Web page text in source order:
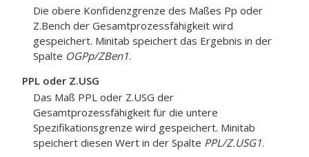
Die obere Konfidenzgrenze des Maßes Pp oder
Z.Bench der Gesamtprozessfähigkeit wird
gespeichert. Minitab speichert das Ergebnis in der
Spalte OGPp/ZBen1.
PPL oder Z.USG
Das Maß PPL oder Z.USG der
Gesamtprozessfähigkeit für die untere
Spezifikationsgrenze wird gespeichert. Minitab
speichert diesen Wert in der Spalte PPL/Z.USG1.